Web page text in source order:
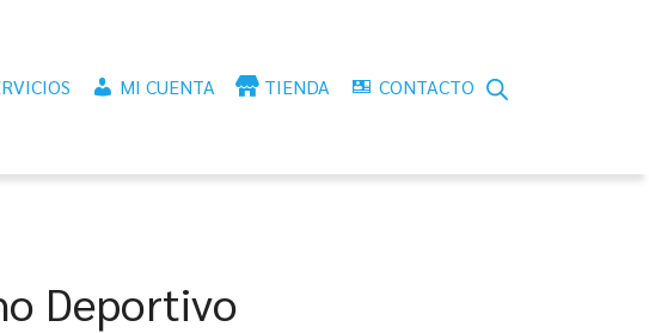
MI CUENTA TIENDA CONTACTO
Deportivo